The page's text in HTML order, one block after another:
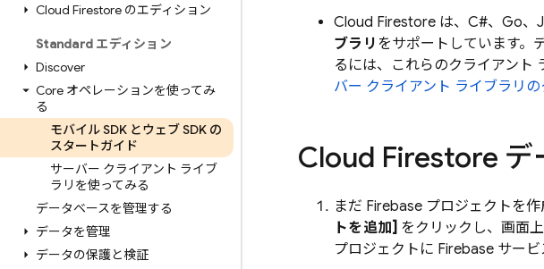
Cloud Firestore のエディション
Standard エディション
Discover
Core オペレーションを使ってみ
る
モバイル SDK とウェブ SDK の
スタートガイド
サーバー クライアント ライブ
ラリを使ってみる
データベースを管理する
データを管理
データの保護と検証
Cloud Firestore は、C#、Go、
ブラリ をサポートしています。
るには、これらのクライアント
バー クライアント ライブラリ
Cloud Firestore デ
まだ Firebase プロジェクトを
トを追加] をクリックし、画面
プロジェクトに Firebase サービ